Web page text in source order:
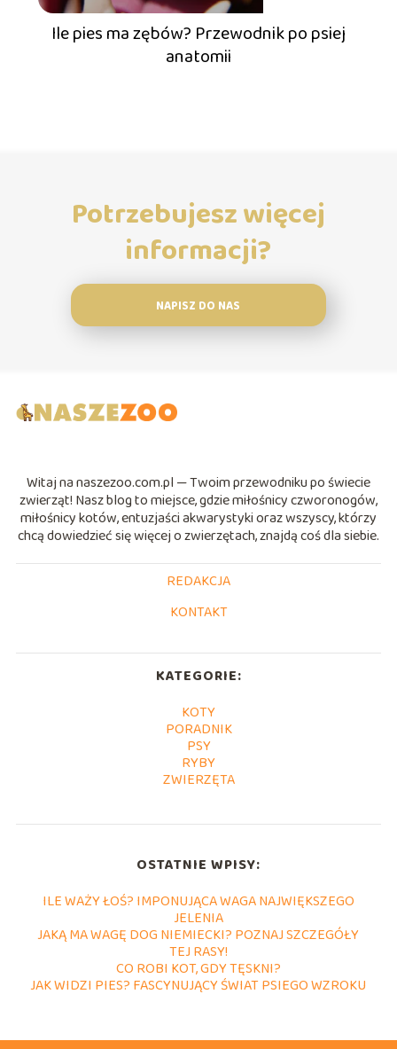
Ile pies ma zębów? Przewodnik po psiej
anatomii
Potrzebujesz więcej
informacji?
NAPISZ DO NAS
Witaj na naszezoo.com.pl — Twoim przewodniku po świecie
zwierząt! Nasz blog to miejsce, gdzie miłośnicy czworonogów,
miłośnicy kotów, entuzjaści akwarystyki oraz wszyscy, którzy
chcą dowiedzieć się więcej o zwierzętach, znajdą coś dla siebie.
REDAKCJA
KONTAKT
KATEGORIE:
KOTY
PORADNIK
PSY
RYBY
ZWIERZĘTA
OSTATNIE WPISY:
ILE WAŻY ŁOŚ? IMPONUJĄCA WAGA NAJWIĘKSZEGO
JELENIA
JAKĄ MA WAGĘ DOG NIEMIECKI? POZNAJ SZCZEGÓŁY
TEJ RASY!
CO ROBI KOT, GDY TĘSKNI?
JAK WIDZI PIES? FASCYNUJĄCY ŚWIAT PSIEGO WZROKU